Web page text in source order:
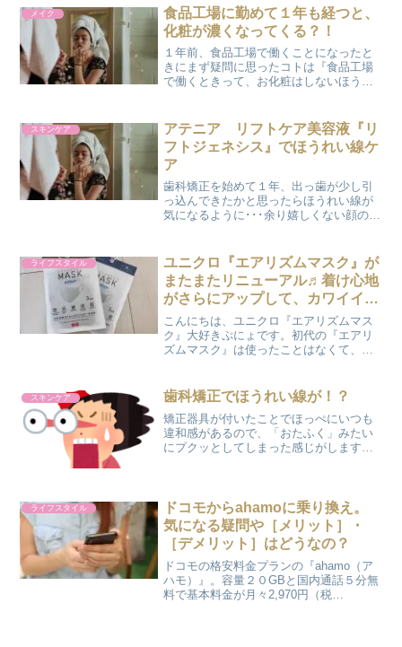
んですが、そろそろ目標の長さに近づい
てきました。＼ヘアドネ...
メイク
食品工場に勤めて１年も経つと、
化粧が濃くなってくる？！
１年前、食品工場で働くことになったと
きにまず疑問に思ったコトは『食品工場
で働くときって、お化粧はしないほうが
でアイメイクもナシの、ほぼすっぴん状
態で出勤しました。 ま...
スキンケア
アテニア リフトケア美容液『リ
フトジェネシス』でほうれい線ケ
ア
歯科矯正を始めて１年、出っ歯が少し引
っ込んできたかと思ったらほうれい線が
気になるように･･･余り嬉しくない顔の変
た。朝は化粧前に５分、夜はお風呂上り
に５分～１０...
ライフスタイル
ユニクロ『エアリズムマスク』が
またまたリニューアル♬着け心地
がさらにアップして、カワイイく
すみカラーも新登場！！
こんにちは、ユニクロ『エアリズムマス
ク』大好きぷにょです。初代の『エアリ
ズムマスク』は使ったことはなくて、２
いる時の息苦しさがなくて、着け心地が
最高だったので白・グレー...
スキンケア 歯科矯正でほうれい線が！？
矯正器具が付いたことでほっぺにいつも
違和感があるので、「おたふく」みたい
にプクッとしてしまった感じがします。
の顔を鏡でよくみると、...
ライフスタイル
ドコモからahamoに乗り換え。
気になる疑問や［メリット］・
［デメリット］はどうなの？
ドコモの格安料金プランの『ahamo（ア
ハモ）』。容量２０GBと国内通話５分無
料で基本料金が月々2,970円（税